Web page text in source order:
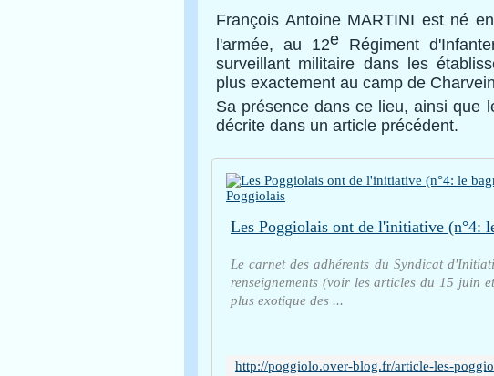
François Antoine MARTINI est né
l'armée, au 12e Régiment
surveillant militaire dans les
plus exactement au camp de
Sa présence dans ce lieu, ainsi que
décrite dans un article précédent.
Le carnet des adhérents du Syndicat
renseignements (voir les articles du 15 juin
plus exotique des ...